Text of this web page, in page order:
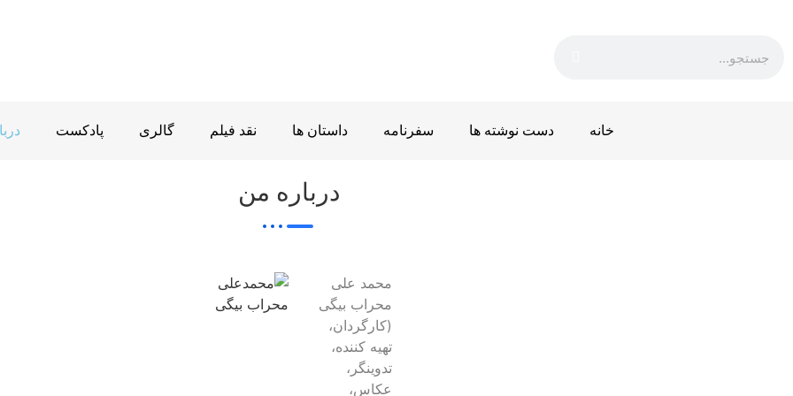
خانه دست نوشته ها سفرنامه داستان ها نقد فیلم گالری پادکست
درباره من
محمد علی
محراب بیگی
(کارگردان،
تهیه کننده،
تدوینگر،
عکاس،